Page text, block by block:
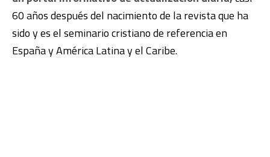
60 años después del nacimiento de la revista que ha
sido y es el seminario cristiano de referencia en
España y América Latina y el Caribe.